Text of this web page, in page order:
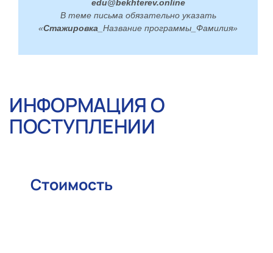
edu@bekhterev.online
В теме письма обязательно указать
«Стажировка_ Название программы Фамилия»
ИНФОРМАЦИЯ О
ПОСТУПЛЕНИИ
Стоимость